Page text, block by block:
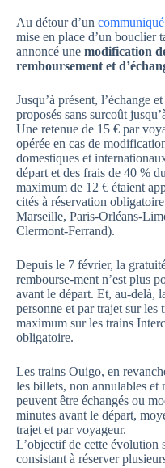
Au détour d’un
mise en place d’un bouclier
annoncé une modification
remboursement et
Jusqu’à présent, l’échange
proposés sans surcoût
Une retenue de 15 € par
opérée en cas de
domestiques et
départ et des frais de 40 %
maximum de 12 € étaient
cités à réservation
Marseille, Paris-Orléans-
Clermont-Ferrand).
Depuis le 7 février, la
rembourse-ment n’est plus
avant le départ. Et, au-delà,
personne et par trajet sur les
maximum sur les trains
obligatoire.
Les trains Ouigo, en
les billets, non annulables et
peuvent être échangés ou
minutes avant le départ,
trajet et par voyageur.
L’objectif de cette évolution
consistant à réserver